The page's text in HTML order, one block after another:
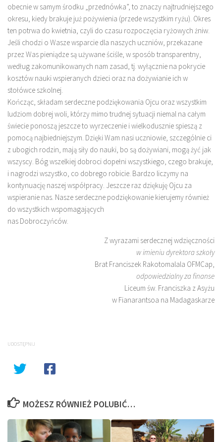
obecnie w samym środku „przednówka”, to znaczy najtrudniejszego
okresu, kiedy brakuje już pożywienia (przede wszystkim ryżu). Okres
ten potrwa do kwietnia, czyli do czasu rozpoczęcia ryżowych żniw.
Jeśli chodzi o Wasze wsparcie dla naszych uczniów, przekazane
przez Was pieniądze są używane ściśle, w sposób transparentny,
według zakomunikowanych nam zasad, tj. wyłącznie na pokrycie
kosztów nauki wspieranych dzieci oraz na dożywianie ich w
stołówce szkolnej.
Kończąc, składam serdeczne podziękowania Ojcu oraz wszystkim
ludziom dobrej woli, którzy mimo trudnej sytuacji niemal na całym
świecie ponoszą jeszcze to wyrzeczenie i wielkodusznie spieszą z
pomocą najbiedniejszym. Dzięki Wam nasi uczniowie, szczególnie ci
z ubogich rodzin, mają siły do nauki, bo są dożywiani, mogą żyć jak
wszyscy. Bóg wszelkiej dobroci dopełni wszystkiego, czego brakuje,
i nagrodzi wszystko, co dobrego robicie. Bardzo liczymy na
kontynuację naszej współpracy. Jeszcze raz dziękuję Ojcu za
wspieranie nas. Nasze serdeczne podziękowanie kierujemy również
do wszystkich wspomagających
nas Dobroczyńców.
Z wyrazami serdecznej wdzięczności
w imieniu dyrektora szkoły
Brat Franciszek Rakotomalala OFMCap,
odpowiedzialny za finanse
Liceum św. Franciszka z Asyżu
w Fianarantsoa na Madagaskarze
UDOSTĘPNIJ
MOŻESZ RÓWNIEŻ POLUBIĆ…